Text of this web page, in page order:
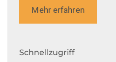
Mehr erfahren
Schnellzugriff